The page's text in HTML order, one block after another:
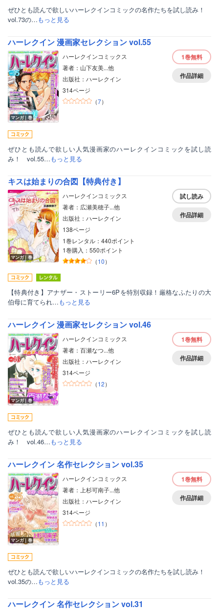
ぜひとも読んで欲しいハーレクインコミックの名作たちを試し読み！
vol.73の…もっと見る
ハーレクイン 漫画家セレクション vol.55
マンガ｜巻
ハーレクインコミックス
著者：山下友美...他
出版社：ハーレクイン
314ページ
（7）
1巻無料
作品詳細
ぜひとも読んで欲しい人気漫画家のハーレクインコミックを試し読
み！ vol.55…もっと見る
キスは始まりの合図【特典付き】
マンガ｜巻
ハーレクインコミックス
著者：広瀬美穂子...他
出版社：ハーレクイン
138ページ
1巻レンタル：440ポイント
1巻購入：550ポイント
（10）
試し読み
作品詳細
【特典付き】アナザー・ストーリー6Pを特別収録！厳格なふたりの大
伯母に育てられ…もっと見る
ハーレクイン 漫画家セレクション vol.46
マンガ｜巻
ハーレクインコミックス
著者：百瀬なつ...他
出版社：ハーレクイン
314ページ
（12）
1巻無料
作品詳細
ぜひとも読んで欲しい人気漫画家のハーレクインコミックを試し読
み！ vol.46…もっと見る
ハーレクイン 名作セレクション vol.35
マンガ｜巻
ハーレクインコミックス
著者：上杉可南子...他
出版社：ハーレクイン
314ページ
（11 ）
1巻無料
作品詳細
ぜひとも読んで欲しいハーレクインコミックの名作たちを試し読み！
vol.35の…もっと見る
ハーレクイン 名作セレクション vol.31